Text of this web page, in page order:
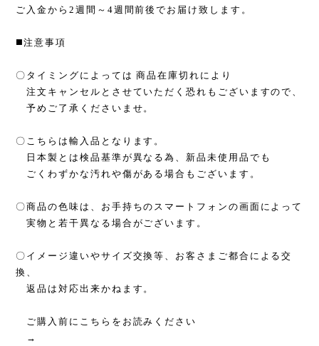
ご入金から2週間～4週間前後でお届け致します。
◼️注意事項
〇タイミングによっては 商品在庫切れにより
注文キャンセルとさせていただく恐れもございますので、
予めご了承くださいませ。
〇こちらは輸入品となります。
日本製とは検品基準が異なる為、新品未使用品でも
ごくわずかな汚れや傷がある場合もございます。
〇商品の色味は、お手持ちのスマートフォンの画面によって
実物と若干異なる場合がございます。
〇イメージ違いやサイズ交換等、お客さまご都合による交
換、
返品は対応出来かねます。
ご購入前にこちらをお読みください
→